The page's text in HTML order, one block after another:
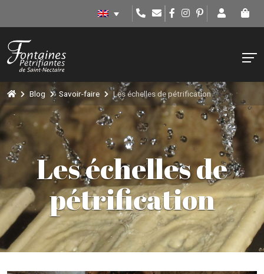
Blog Savoir-faire Les échelles de pétrification
Les échelles de
pétrification